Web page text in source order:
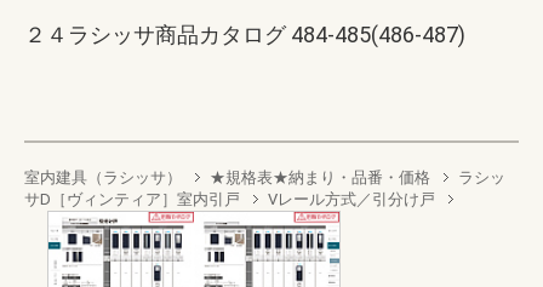
２４ラシッサ商品カタログ 484-485(486-487)
室内建具（ラシッサ） ★規格表★納まり・品番・価格
ラシッ
サD［ヴィンティア］室内引戸
Vレール方式／引分け戸